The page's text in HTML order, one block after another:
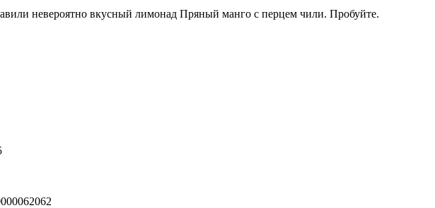
невероятно вкусный лимонад Пряный манго с перцем чили. Пробуйте.